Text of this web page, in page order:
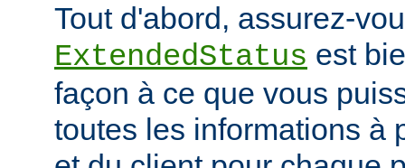
Tout d'abord, assurez-
ExtendedStatus est
façon à ce que vous
toutes les informations à